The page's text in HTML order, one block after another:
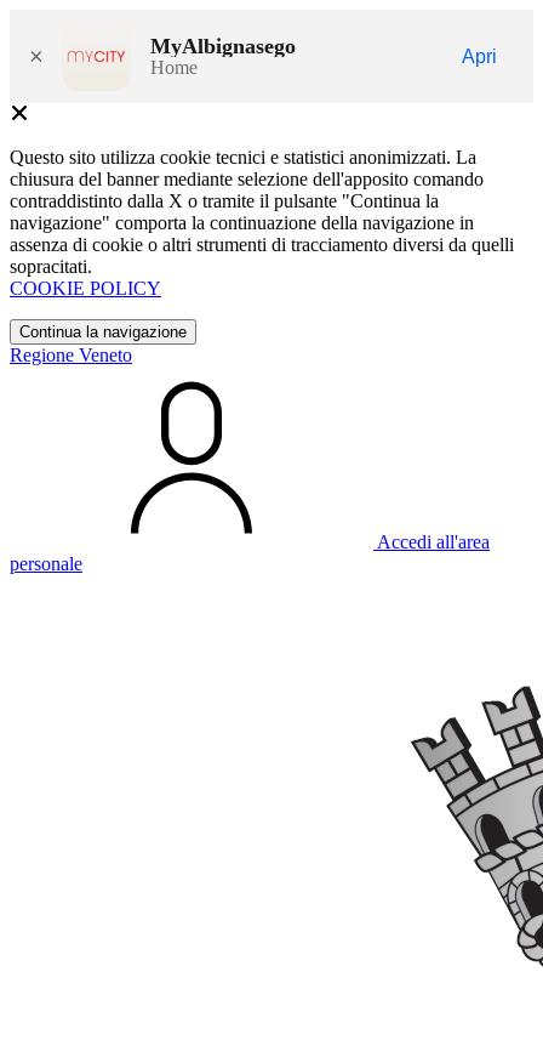
× MyAlbignasego
Home
Apri
Questo sito utilizza cookie tecnici e statistici anonimizzati. La
chiusura del banner mediante selezione dell'apposito comando
contraddistinto dalla X o tramite il pulsante "Continua la
navigazione" comporta la continuazione della navigazione in
assenza di cookie o altri strumenti di tracciamento diversi da quelli
sopracitati.
COOKIE POLICY
Continua la navigazione
Regione Veneto
Accedi all'area
personale